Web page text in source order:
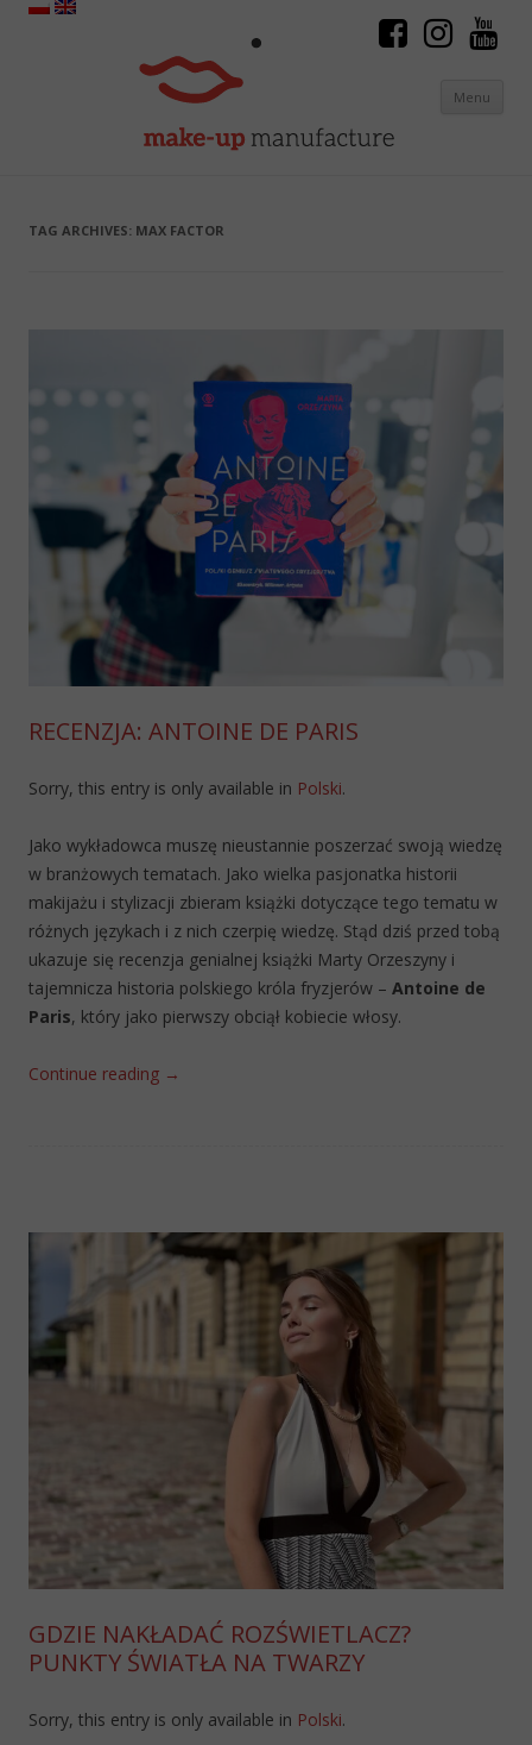
Menu
TAG ARCHIVES: MAX FACTOR
RECENZJA: ANTOINE DE PARIS
Sorry, this entry is only available in Polski.
Jako wykładowca muszę nieustannie poszerzać swoją wiedzę
w branżowych tematach. Jako wielka pasjonatka historii
makijażu i stylizacji zbieram książki dotyczące tego tematu w
różnych językach i z nich czerpię wiedzę. Stąd dziś przed tobą
ukazuje się recenzja genialnej książki Marty Orzeszyny i
tajemnicza historia polskiego króla fryzjerów – Antoine de
Paris, który jako pierwszy obciął kobiecie włosy.
Continue reading →
GDZIE NAKŁADAĆ ROZŚWIETLACZ?
PUNKTY ŚWIATŁA NA TWARZY
Sorry, this entry is only available in Polski.